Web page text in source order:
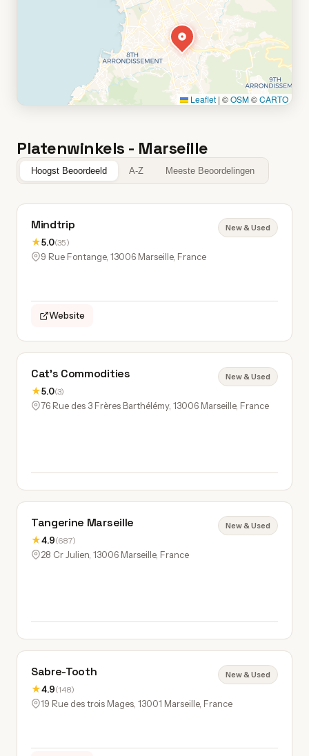
Leaflet | ©OSM©CARTO
Platenwinkels - Marseille
Hoogst Beoordeeld A-Z Meeste Beoordelingen
Mindtrip
★5.0(35)
New & Used
9 Rue Fontange, 13006 Marseille, France
Website
Cat's Commodities
★5.0(3)
New & Used
76 Rue des 3 Frères Barthélémy, 13006 Marseille, France
Tangerine Marseille
★4.9(687)
New & Used
28 Cr Julien, 13006 Marseille, France
Sabre-Tooth
★4.9(148)
New & Used
19 Rue des trois Mages, 13001 Marseille, France